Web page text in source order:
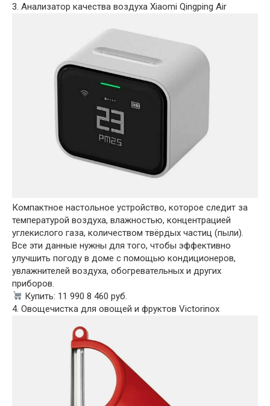
3. Анализатор качества воздуха Xiaomi Qingping Air
Компактное настольное устройство, которое следит за
температурой воздуха, влажностью, концентрацией
углекислого газа, количеством твёрдых частиц (пыли).
Все эти данные нужны для того, чтобы эффективно
улучшить погоду в доме с помощью кондиционеров,
увлажнителей воздуха, обогревательных и других
приборов.
Купить: 11 990 8 460 руб.
4. Овощечистка для овощей и фруктов Victorinox